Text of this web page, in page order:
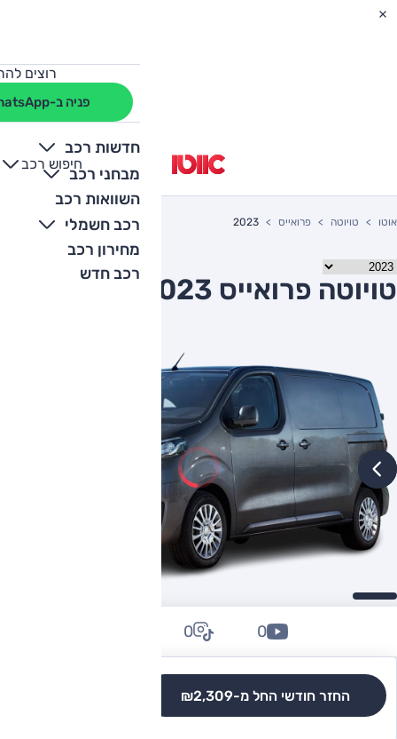
רוצים
פניה ב-WhatsApp
חדשות רכב
מבחני רכב
השוואות רכב
רכב חשמלי
מחירון רכב
רכב חדש
חיפוש רכב
+
-
אוטו טויוטה פרואייס 2023
טויוטה פרואייס 2023 יד שניה
החזר חודשי החל מ-₪2,309
0
0